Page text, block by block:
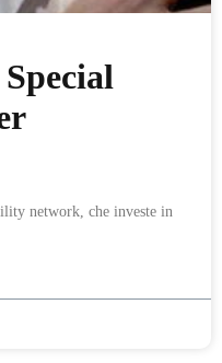
network, che investe in